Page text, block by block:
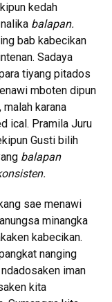
kedah
balapan.
bab kabecikan
Sadaya
tiyang pitados
mboten dipun
karana
ical. Pramila Juru
Gusti bilih
balapan
sae menawi
minangka
kabecikan.
nanging
iman
kita